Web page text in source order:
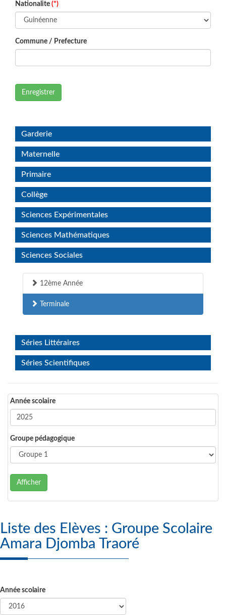
Nationalite (*)
Commune / Prefecture
Enregistrer
Garderie
Maternelle
Primaire
Collège
Sciences Expérimentales
Sciences Mathématiques
Sciences Sociales
12ème Année
Terminale
Séries Littéraires
Séries Scientifiques
Année scolaire
Groupe pédagogique
Afficher
Liste des Elèves : Groupe Scolaire
Amara Djomba Traoré
Année scolaire